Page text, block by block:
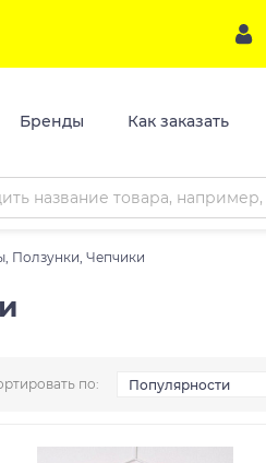
Бренды Как заказать
Ползунки, Чепчики
по: Популярности